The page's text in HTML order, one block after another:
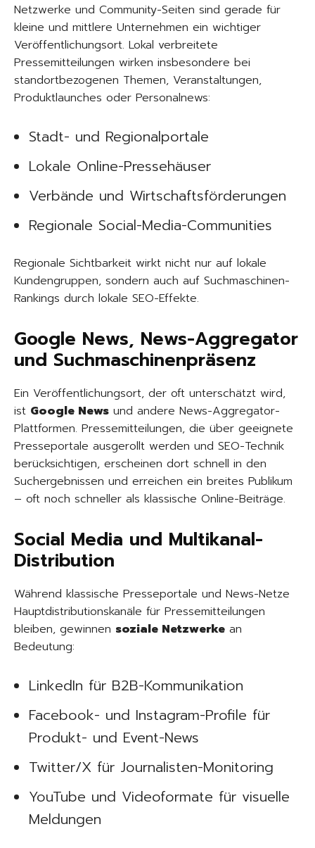
Netzwerke und Community-Seiten sind gerade für
kleine und mittlere Unternehmen ein wichtiger
Veröffentlichungsort. Lokal verbreitete
Pressemitteilungen wirken insbesondere bei
standortbezogenen Themen, Veranstaltungen,
Produktlaunches oder Personalnews:
Stadt- und Regionalportale
Lokale Online-Pressehäuser
Verbände und Wirtschaftsförderungen
Regionale Social-Media-Communities
Regionale Sichtbarkeit wirkt nicht nur auf lokale
Kundengruppen, sondern auch auf Suchmaschinen-
Rankings durch lokale SEO-Effekte.
Google News, News-Aggregator
und Suchmaschinenpräsenz
Ein Veröffentlichungsort, der oft unterschätzt wird,
ist Google News und andere News-Aggregator-
Plattformen. Pressemitteilungen, die über geeignete
Presseportale ausgerollt werden und SEO-Technik
berücksichtigen, erscheinen dort schnell in den
Suchergebnissen und erreichen ein breites Publikum
– oft noch schneller als klassische Online-Beiträge.
Social Media und Multikanal-
Distribution
Während klassische Presseportale und News-Netze
Hauptdistributionskanäle für Pressemitteilungen
bleiben, gewinnen soziale Netzwerke an
Bedeutung:
LinkedIn für B2B-Kommunikation
Facebook- und Instagram-Profile für
Produkt- und Event-News
Twitter/X für Journalisten-Monitoring
YouTube und Videoformate für visuelle
Meldungen